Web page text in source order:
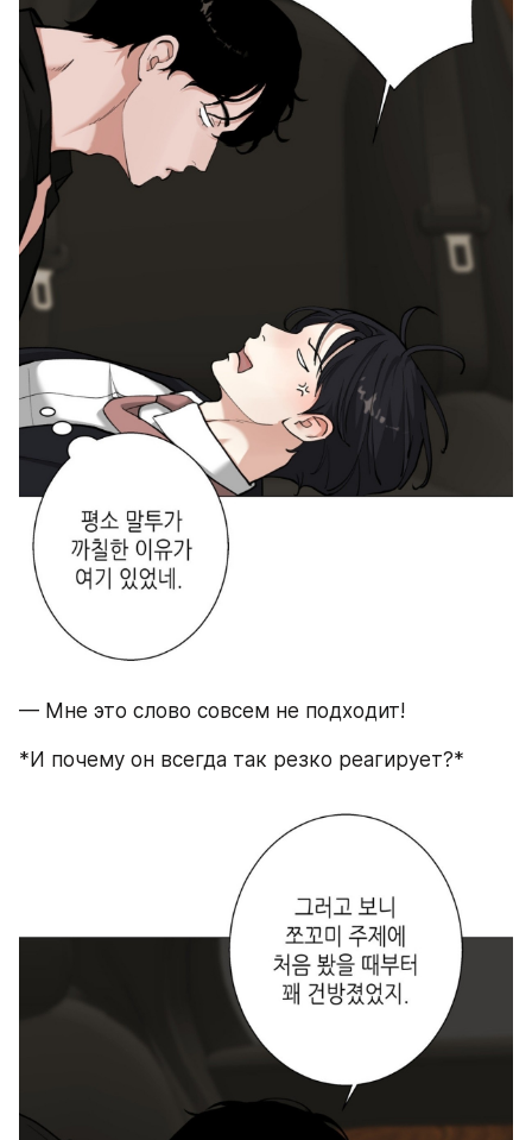
— Мне это слово совсем не подходит!
*И почему он всегда так резко реагирует?*